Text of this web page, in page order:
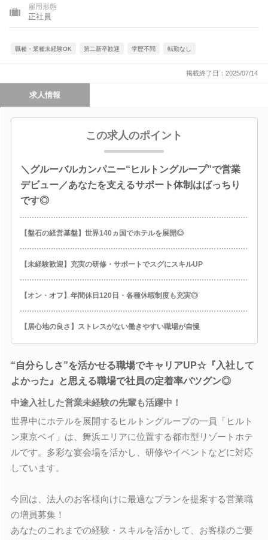
雇用形態
正社員
職種・業種未経験OK 第二新卒歓迎 学歴不問 転勤なし
掲載終了日：2025/07/14
求人情報
この求人のポイント
＼グルーバルカンパニー“ヒルトングループ”で営業
デビュー／あなたを支えるサポート体制はばっちり
です◎
【盤石の経営基盤】世界140ヵ国でホテルを展開◎
【未経験歓迎】充実の研修・サポートでスグにスキルUP
【オン・オフ】年間休日120日・各種休暇制度も充実◎
【居心地の良さ】ストレスがない働きやすい職場が自慢
“自分らしさ”を活かせる職場でキャリアUP☆『入社して
よかった』と思える職場で社員の定着率バツグン◎
中途入社した営業未経験の先輩も活躍中！
世界中にホテルを展開するヒルトングループの一員「ヒルト
ン東京ベイ」は、舞浜エリアに位置する都市型リゾートホテ
ルです。多彩な宴会場を活かし、研修やイベントなどに対応
しています。
今回は、法人のお客様向けに最適なプランを提案する営業職
の増員募集！
あなたのこれまでの経験・スキルを活かして、お客様のご要